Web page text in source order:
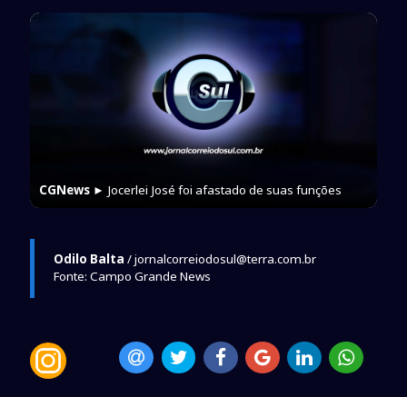
CGNews► Jocerlei José foi afastado de suas funções
Odilo Balta / jornalcorreiodosul@terra.com.br
Fonte: Campo Grande News